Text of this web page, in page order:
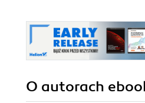
O autorach